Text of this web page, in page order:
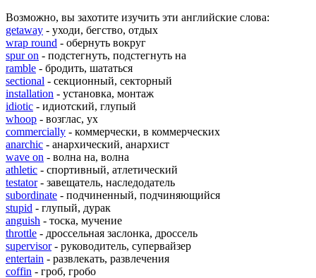
Возможно, вы захотите изучить эти английские слова:
getaway - уходи, бегство, отдых
wrap round - обернуть вокруг
spur on - подстегнуть, подстегнуть на
ramble - бродить, шататься
sectional - секционный, секторный
installation - установка, монтаж
idiotic - идиотский, глупый
whoop - возглас, ух
commercially - коммерчески, в коммерческих
anarchic - анархический, анархист
wave on - волна на, волна
athletic - спортивный, атлетический
testator- завещатель, наследодатель
subordinate - подчиненный, подчиняющийся
stupid - глупый, дурак
anguish - тоска, мучение
throttle - дроссельная заслонка, дроссель
supervisor- руководитель, супервайзер
entertain - развлекать, развлечения
coffin - гроб, гробо